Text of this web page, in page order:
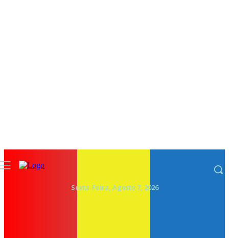
Sexta-Feira, Agosto 7, 2026